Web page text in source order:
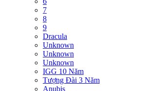
7
8
9
Dracula
Unknown
Unknown
Unknown
IGG 10 Năm
Tượng Đài 3 Năm
Anubis